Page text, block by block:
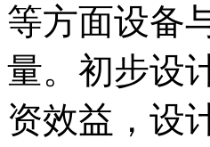
等方面设备
量。初步设
资效益，设